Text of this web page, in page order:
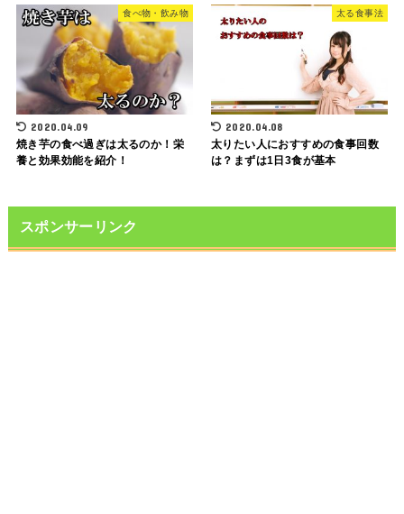
食べ物・飲み物
2020.04.09
焼き芋の食べ過ぎは太るのか！栄
養と効果効能を紹介！
太る食事法
2020.04.08
太りたい人におすすめの食事回数
は？まずは1日3食が基本
スポンサーリンク